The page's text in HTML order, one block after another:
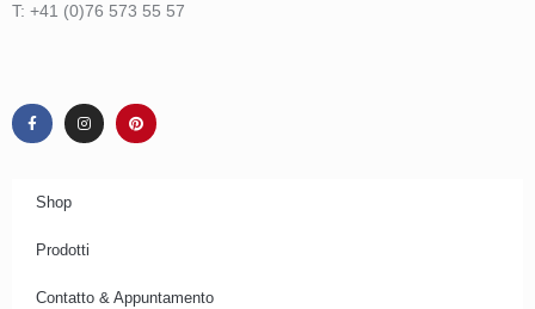
T: +41 (0)76 573 55 57
Shop
Prodotti
Contatto & Appuntamento